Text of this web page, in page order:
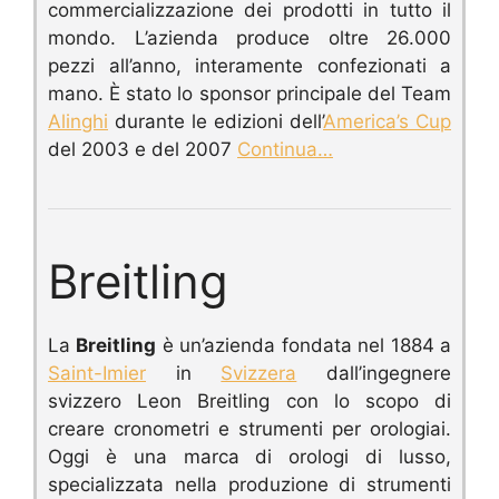
commercializzazione dei prodotti in tutto il
mondo. L’azienda produce oltre 26.000
pezzi all’anno, interamente confezionati a
mano. È stato lo sponsor principale del Team
Alinghi durante le edizioni dell’America’s Cup
del 2003 e del 2007 Continua…
Breitling
La Breitling è un’azienda fondata nel 1884 a
Saint-Imier in Svizzera dall’ingegnere
svizzero Leon Breitling con lo scopo di
creare cronometri e strumenti per orologiai.
Oggi è una marca di orologi di lusso,
specializzata nella produzione di strumenti